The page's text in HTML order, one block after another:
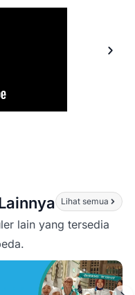
Lihat semua
lain yang tersedia